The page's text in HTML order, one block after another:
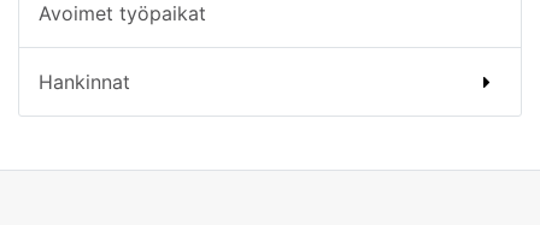
Avoimet työpaikat
Hankinnat